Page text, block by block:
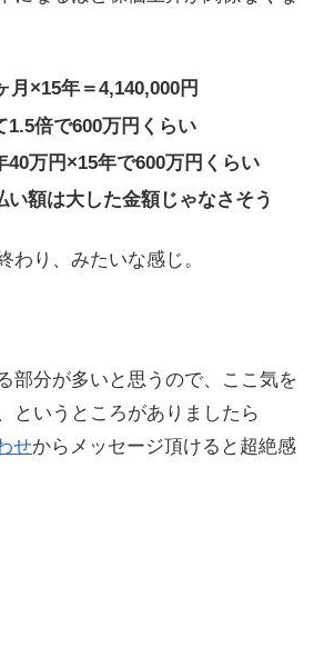
月×15年＝4,140,000円
1.5倍で600万円くらい
40万円×15年で600万円くらい
い額は大した金額じゃなさそう
わり、みたいな感じ。
部分が多いと思うので、ここ気を
というところがありましたら
せからメッセージ頂けると超絶感